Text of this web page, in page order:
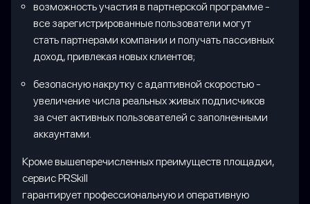
возможность участия в партнерской программе -
все зарегистрированные пользователи могут
стать партнерами компании и получать пассивных
доход, привлекая новых клиентов;
безопасную накрутку с адаптивной скоростью -
увеличение числа реальных живых подписчиков
за счет активных пользователей с заполненными
аккаунтами.
Кроме вышеперечисленных преимуществ площадки,
сервис PRSkill
гарантирует профессиональную и оперативную